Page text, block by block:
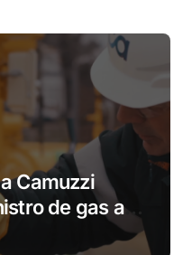
Camuzzi
de gas a